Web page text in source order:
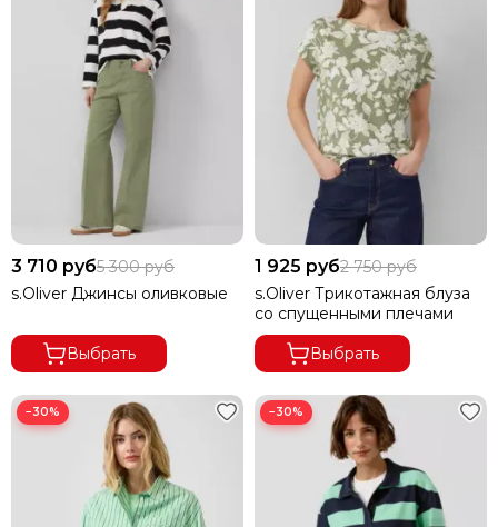
3 710 руб5 300 руб
s.Oliver Джинсы оливковые
Выбрать
1 925 руб2 750 руб
s.Oliver Трикотажная блуза
со спущенными плечами
Выбрать
−30% −30%